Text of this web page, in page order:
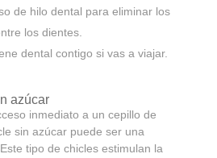
de hilo dental para eliminar los
los dientes.
dental contigo si vas a viajar.
azúcar
inmediato a un cepillo de
sin azúcar puede ser una
tipo de chicles estimulan la